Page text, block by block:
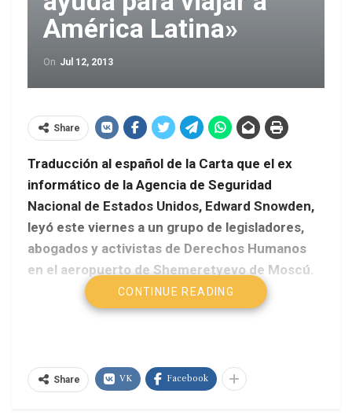
América Latina»
On Jul 12, 2013
Share
Traducción al español de la Carta que el ex
informático de la Agencia de Seguridad
Nacional de Estados Unidos, Edward Snowden,
leyó este viernes a un grupo de legisladores,
abogados y activistas de Derechos Humanos
en el aeropuerto de Shemeretyevo de Moscú.
Confirmó que aceptó el asilo ofrecido por
Venezuela ya es «oficial» y pidió asilo temporal
Hola mi nombre es Ed Snowden. Hace poco más
CONTINUE READING
Share VK Facebook